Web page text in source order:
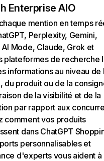
Enterprise AIO
mention en temps
Perplexity, Gemini,
Mode, Claude, Grok et
plateformes de recherche
informations au niveau de
du produit ou de la
de la visibilité et de la
par rapport aux
comment vos produits
dans ChatGPT
personnalisables et
d'experts vous aident à